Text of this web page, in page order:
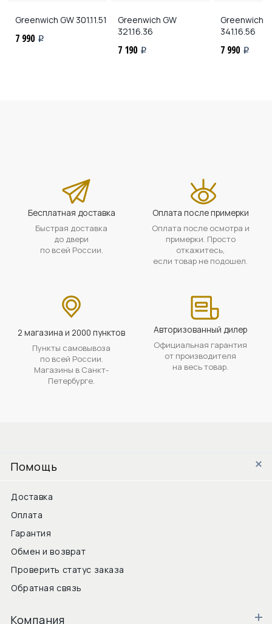
Greenwich GW 301.11.51
7 990 i
Greenwich GW
321.16.36
7 190 i
Greenwich
341.16.56
7 990 i
Бесплатная доставка
Быстрая доставка
до двери
по всей России.
Оплата после примерки
Оплата после осмотра и
примерки. Просто
откажитесь,
если товар не подошел.
2 магазина и 2000 пунктов
Пункты самовывоза
по всей России.
Магазины в Санкт-
Петербурге.
Авторизованный дилер
Официальная гарантия
от производителя
на весь товар.
Помощь
Доставка
Оплата
Гарантия
Обмен и возврат
Проверить статус заказа
Обратная связь
Компания